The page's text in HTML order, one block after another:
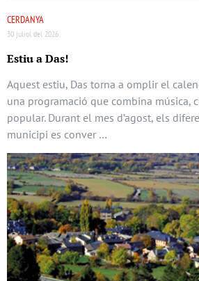
CERDANYA
30 juliol del 2026
Estiu a Das!
Aquest estiu, Das torna a omplir el
una programació que combina música,
popular. Durant el mes d’agost, els
municipi es conver …